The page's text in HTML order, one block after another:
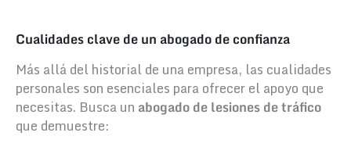
Cualidades clave de un abogado de confianza
Más allá del historial de una empresa, las cualidades
personales son esenciales para ofrecer el apoyo que
necesitas. Busca un abogado de lesiones de tráfico
que demuestre: